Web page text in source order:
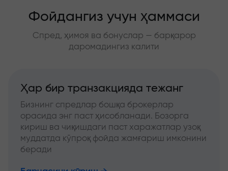
Фойдангиз учун ҳаммаси
Спред, ҳимоя ва бонуслар — барқарор
даромадингиз калити
Ҳар бир транзакцияда тежанг
Бизнинг спредлар бошқа брокерлар
орасида энг паст ҳисобланади. Бозорга
кириш ва чиқишдаги паст харажатлар узоқ
муддатда кўпроқ фойда жамғариш имконини
беради